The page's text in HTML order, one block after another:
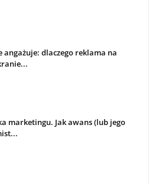
angażuje: dlaczego reklama na
marketingu. Jak awans (lub jego